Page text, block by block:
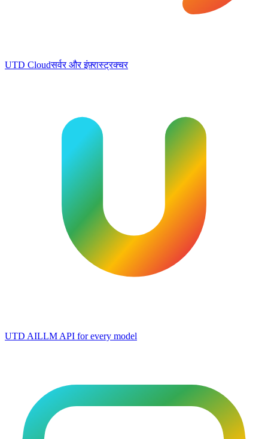
UTD Cloudसर्वर और इंफ़्रास्ट्रक्चर
UTD AILLM API for every model